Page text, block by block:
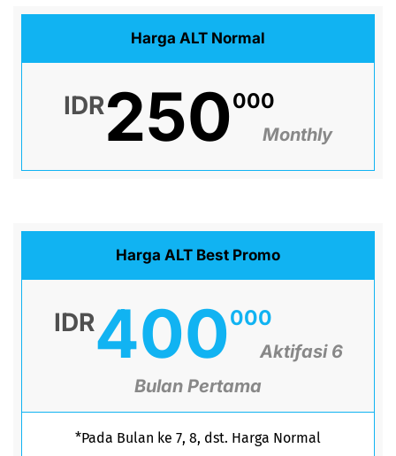
Harga ALT Normal
IDR250000
Monthly
Harga ALT Best Promo
IDR400000
Aktifasi 6
Bulan Pertama
*Pada Bulan ke 7, 8, dst. Harga Normal